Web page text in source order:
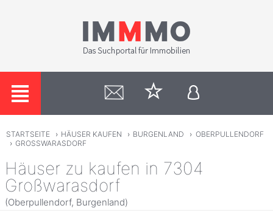
STARTSEITE › HÄUSER KAUFEN › BURGENLAND › OBERPULLENDORF
› GROSSWARASDORF
Häuser zu kaufen in 7304
Großwarasdorf
(Oberpullendorf, Burgenland)